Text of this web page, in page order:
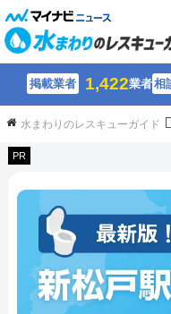
掲載業者 1,422業者相
水まわりのレスキューガイド
PR